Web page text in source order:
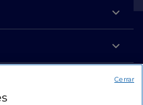
Cerrar